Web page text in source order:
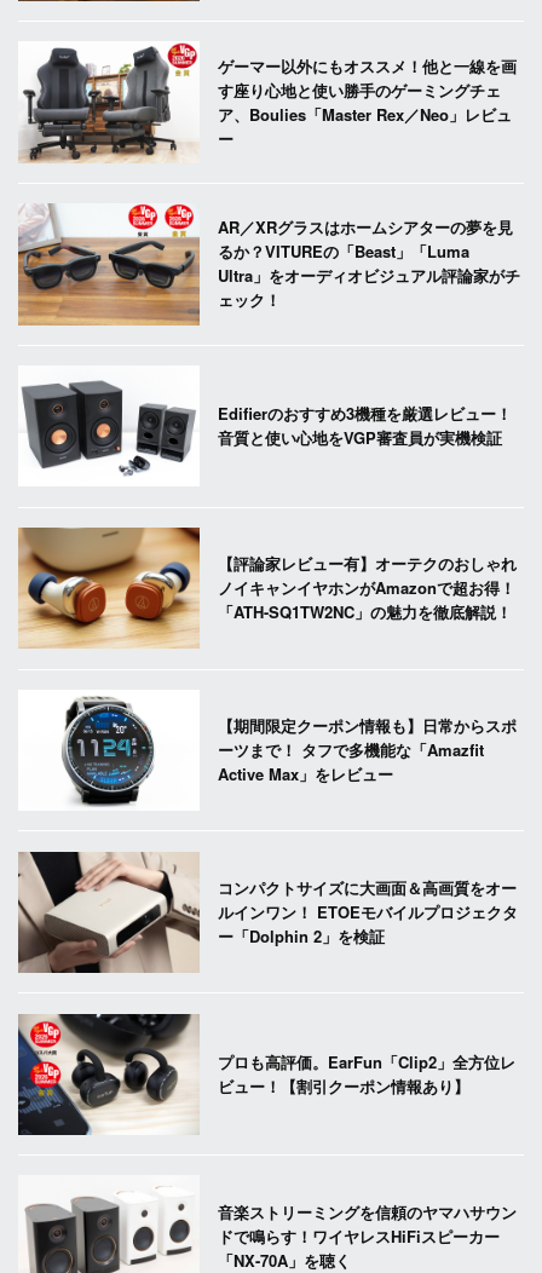
ゲーマー以外にもオススメ！他と一線を画
す座り心地と使い勝手のゲーミングチェ
ア、Boulies「Master Rex／Neo」レビュ
ー
AR／XRグラスはホームシアターの夢を見
るか？VITUREの「Beast」「Luma
Ultra」をオーディオビジュアル評論家がチ
ェック！
Edifierのおすすめ3機種を厳選レビュー！
音質と使い心地をVGP審査員が実機検証
【評論家レビュー有】オーテクのおしゃれ
ノイキャンイヤホンがAmazonで超お得！
「ATH-SQ1TW2NC」の魅力を徹底解説！
【期間限定クーポン情報も】日常からスポ
ーツまで！ タフで多機能な「Amazfit
Active Max」をレビュー
コンパクトサイズに大画面＆高画質をオー
ルインワン！ ETOEモバイルプロジェクタ
ー「Dolphin 2」を検証
プロも高評価。EarFun「Clip2」全方位レ
ビュー！【割引クーポン情報あり】
音楽ストリーミングを信頼のヤマハサウン
ドで鳴らす！ワイヤレスHiFiスピーカー
「NX-70A」を聴く